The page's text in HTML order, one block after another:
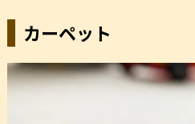
カーペット